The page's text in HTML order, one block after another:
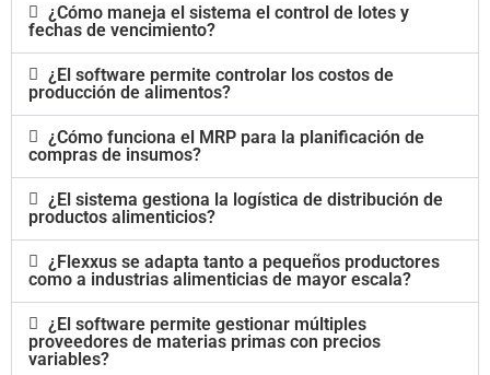
¿Cómo maneja el sistema el control de lotes y
fechas de vencimiento?
¿El software permite controlar los costos de
producción de alimentos?
¿Cómo funciona el MRP para la planificación de
compras de insumos?
¿El sistema gestiona la logística de distribución de
productos alimenticios?
¿Flexxus se adapta tanto a pequeños productores
como a industrias alimenticias de mayor escala?
¿El software permite gestionar múltiples
proveedores de materias primas con precios
variables?